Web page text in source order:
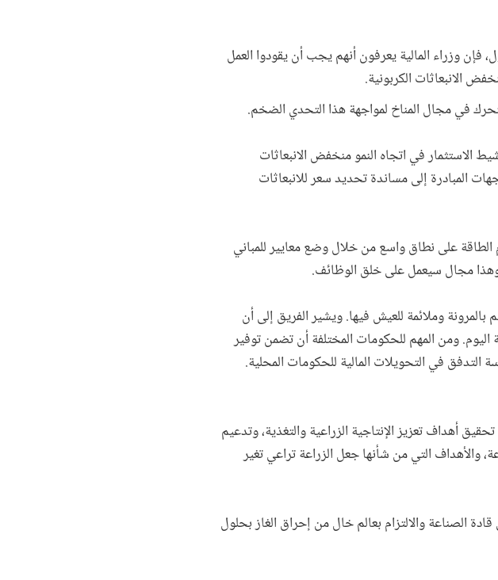
فإن وزراء المالية يعرفون أنهم يجب أن يقودوا العمل
الانبعاثات الكربونية.
في مجال المناخ لمواجهة هذا التحدي الضخم.
الاستثمار في اتجاه النمو منخفض الانبعاثات
المبادرة إلى مساندة تحديد سعر للانبعاثات
على نطاق واسع من خلال وضع معايير للمباني
وهذا مجال سيعمل على خلق الوظائف.
وملائمة للعيش فيها. ويشير الفريق إلى أن
التي ستكون قائمة عام 2030 ليست حضرية اليوم. ومن المهم للحكومات المختلفة أن تضمن توفير
في التحويلات المالية للحكومات المحلية.
أهداف تعزيز الإنتاجية الزراعية والتغذية، وتدعيم
والأهداف التي من شأنها جعل الزراعة تراعي تغير
الصناعة والالتزام بعالم خال من إحراق الغاز بحلول